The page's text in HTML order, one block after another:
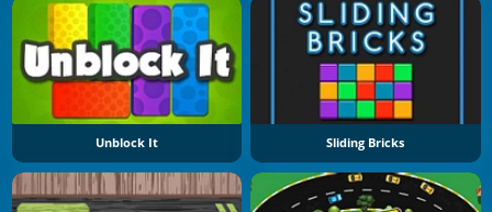
Unblock It Sliding Bricks